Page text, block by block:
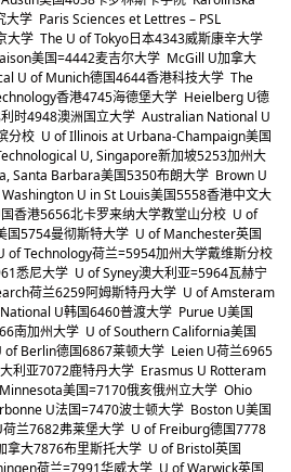
大学 Paris Sciences et Lettres – PSL
大学 The U of Tokyo日本4343威斯康辛大学
美国=4442麦吉尔大学 McGill U加拿大
U of Munich德国4644香港科技大学 The
香港4745海德堡大学 Heielberg U德
时4948澳洲国立大学 Australian National U
分校 U of Illinois at Urbana-Champaign美国
U, Singapore新加坡5253加州大
Santa Barbara美国5350布朗大学 Brown U
U in St Louis美国5558香港中文大
香港5656北卡罗来纳大学教堂山分校 U of
国5754曼彻斯特大学 U of Manchester英国
of Technology荷兰=5954加州大学戴维斯分校
61悉尼大学 U of Syney澳大利亚=5964瓦赫宁
荷兰6259阿姆斯特丹大学 U of Amsteram
U韩国6460普渡大学 Purue U美国
66南加州大学 U of Southern California美国
of Berlin德国6867莱顿大学 Leien U荷兰6965
利亚7072鹿特丹大学 Erasmus U Rotteram
美国=7170俄亥俄州立大学 Ohio
U法国=7470波士顿大学 Boston U美国
荷兰7682弗莱堡大学 U of Freiburg德国7778
拿大7876布里斯托大学 U of Bristol英国
荷兰=7991华威大学 U of Warwick英国